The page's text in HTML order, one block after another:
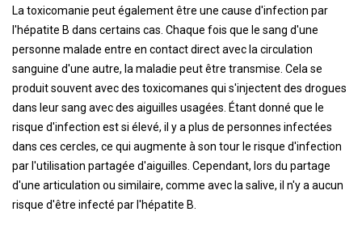
La toxicomanie peut également être une cause d'infection par
l'hépatite B dans certains cas. Chaque fois que le sang d'une
personne malade entre en contact direct avec la circulation
sanguine d'une autre, la maladie peut être transmise. Cela se
produit souvent avec des toxicomanes qui s'injectent des drogues
dans leur sang avec des aiguilles usagées. Étant donné que le
risque d'infection est si élevé, il y a plus de personnes infectées
dans ces cercles, ce qui augmente à son tour le risque d'infection
par l'utilisation partagée d'aiguilles. Cependant, lors du partage
d'une articulation ou similaire, comme avec la salive, il n'y a aucun
risque d'être infecté par l'hépatite B.